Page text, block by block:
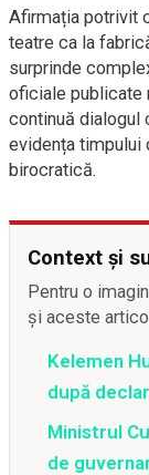
Afirmația potrivit
teatre ca la
surprinde
oficiale publicate
continuă dialogul
evidența timpului
birocratică.
Context și
Pentru o
și aceste
Kelemen
după
Ministrul
de